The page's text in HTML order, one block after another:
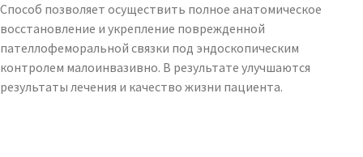
Способ позволяет осуществить полное анатомическое
восстановление и укрепление поврежденной
пателлофеморальной связки под эндоскопическим
контролем малоинвазивно. В результате улучшаются
результаты лечения и качество жизни пациента.